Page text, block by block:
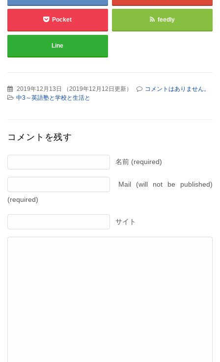
Pocket feedly
Line
2019年12月13日 （2019年12月12日更新）
コメントはありません。
中3～英語塾と学校と生活と
コメントを残す
名前 (required)
Mail (will not be published)
(required)
サイト